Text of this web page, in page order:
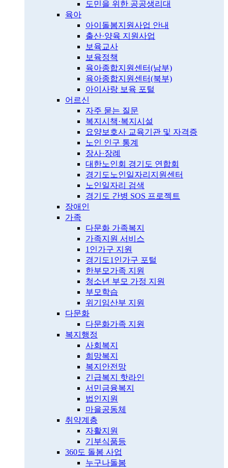
도민을 위한 공공생리대
육아
아이돌봄지원사업 안내
출산·양육 지원사업
보육교사
보육정책
육아종합지원센터(남부)
육아종합지원센터(북부)
아이사랑 보육 포털
어르신
자주 묻는 질문
복지시책·복지시설
요양보호사 교육기관 및 자격증
노인 인구 통계
장사·장례
대한노인회 경기도 연합회
경기도노인일자리지원센터
노인일자리 검색
경기도 간병 SOS 프로젝트
장애인
가족
다문화 가족복지
가족지원 서비스
1인가구 지원
경기도1인가구 포털
한부모가족 지원
청소년 부모 가정 지원
부모학습
위기임산부 지원
다문화
다문화가족 지원
복지행정
사회복지
희망복지
복지안전망
긴급복지 핫라인
서민금융복지
법인지원
마을공동체
취약계층
자활지원
기부식품등
360도 돌봄 사업
누구나돌봄